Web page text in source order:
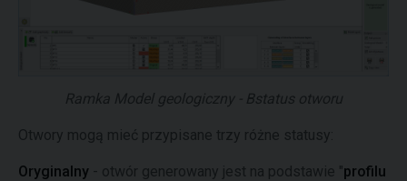
Ramka Model geologiczny - Bstatus otworu
Otwory mogą mieć przypisane trzy różne statusy:
Oryginalny - otwór generowany jest na podstawie "profilu